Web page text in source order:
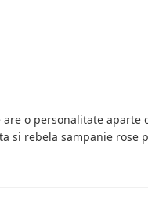
are o personalitate
si rebela sampanie rose